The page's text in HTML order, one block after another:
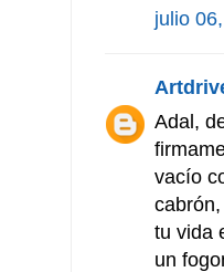
julio
Adal,
vacío
tu vida
un